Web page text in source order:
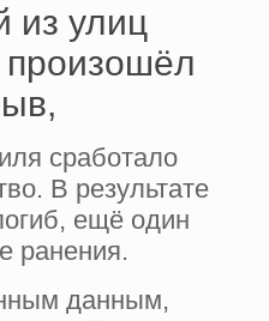
из улиц
сработало
В результате
ещё один
ранения.
данным,